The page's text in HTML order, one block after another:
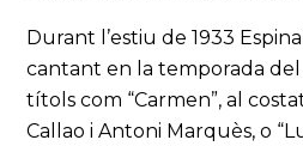
Durant l’estiu de 1933
cantant en la temporada
títols com “Carmen”, al
Callao i Antoni Marquès, o